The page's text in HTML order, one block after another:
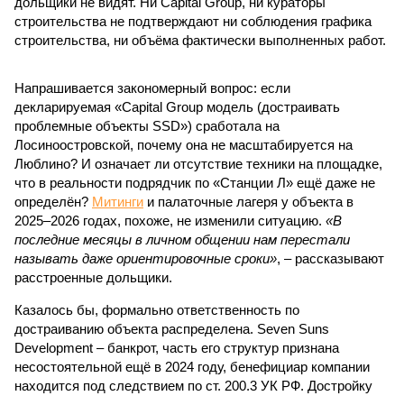
строительства не подтверждают ни соблюдения графика
строительства, ни объёма фактически выполненных работ.
Напрашивается закономерный вопрос: если
декларируемая «Capital Group модель (достраивать
проблемные объекты SSD») сработала на
Лосиноостровской, почему она не масштабируется на
Люблино? И означает ли отсутствие техники на площадке,
что в реальности подрядчик по «Станции Л» ещё даже не
определён? Митинги и палаточные лагеря у объекта в
2025–2026 годах, похоже, не изменили ситуацию. «В
последние месяцы в личном общении нам перестали
называть даже ориентировочные сроки», – рассказывают
расстроенные дольщики.
Казалось бы, формально ответственность по
достраиванию объекта распределена. Seven Suns
Development – банкрот, часть его структур признана
несостоятельной ещё в 2024 году, бенефициар компании
находится под следствием по ст. 200.3 УК РФ. Достройку